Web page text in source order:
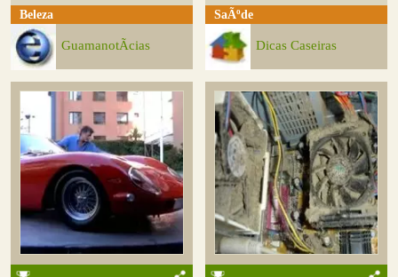
Beleza
GuamanotÃ­cias
SaÃºde
Dicas Caseiras